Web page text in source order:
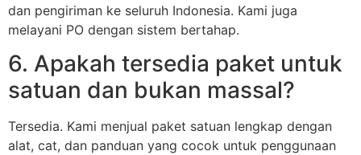
dan pengiriman ke seluruh Indonesia. Kami juga
melayani PO dengan sistem bertahap.
6. Apakah tersedia paket untuk
satuan dan bukan massal?
Tersedia. Kami menjual paket satuan lengkap dengan
alat, cat, dan panduan yang cocok untuk penggunaan